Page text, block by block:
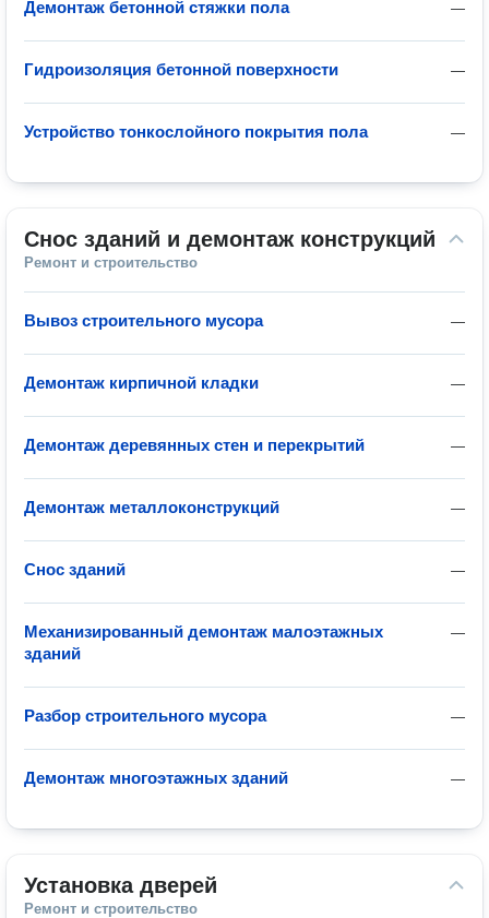
—
Демонтаж бетонной стяжки пола
—
Гидроизоляция бетонной поверхности
—
Устройство тонкослойного покрытия пола
Снос зданий и демонтаж конструкций
Ремонт и строительство
—
Вывоз строительного мусора
—
Демонтаж кирпичной кладки
—
Демонтаж деревянных стен и перекрытий
—
Демонтаж металлоконструкций
—
Снос зданий
—
Механизированный демонтаж малоэтажных
зданий
—
Разбор строительного мусора
—
Демонтаж многоэтажных зданий
Установка дверей
Ремонт и строительство